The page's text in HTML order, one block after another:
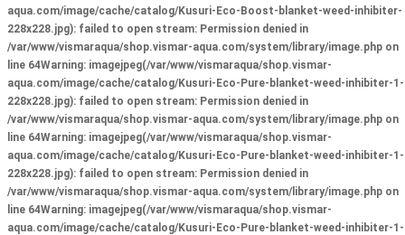
aqua.com/image/cache/catalog/Kusuri-Eco-Boost-blanket-weed-inhibiter-
228x228.jpg): failed to open stream: Permission denied in
/var/www/vismaraqua/shop.vismar-aqua.com/system/library/image.php on
line 64Warning: imagejpeg(/var/www/vismaraqua/shop.vismar-
aqua.com/image/cache/catalog/Kusuri-Eco-Pure-blanket-weed-inhibiter-1-
228x228.jpg): failed to open stream: Permission denied in
/var/www/vismaraqua/shop.vismar-aqua.com/system/library/image.php on
line 64Warning: imagejpeg(/var/www/vismaraqua/shop.vismar-
aqua.com/image/cache/catalog/Kusuri-Eco-Pure-blanket-weed-inhibiter-1-
228x228.jpg): failed to open stream: Permission denied in
/var/www/vismaraqua/shop.vismar-aqua.com/system/library/image.php on
line 64Warning: imagejpeg(/var/www/vismaraqua/shop.vismar-
aqua.com/image/cache/catalog/Kusuri-Eco-Pure-blanket-weed-inhibiter-1-